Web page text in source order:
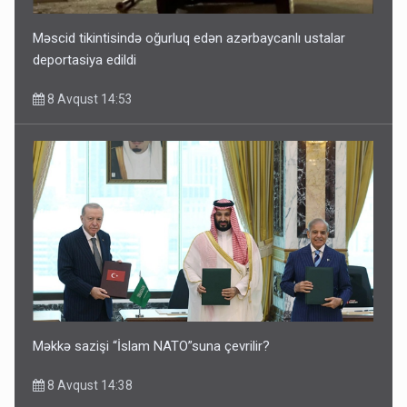
Məscid tikintisində oğurluq edən azərbaycanlı ustalar
deportasiya edildi
8 Avqust 14:53
Məkkə sazişi “İslam NATO”suna çevrilir?
8 Avqust 14:38